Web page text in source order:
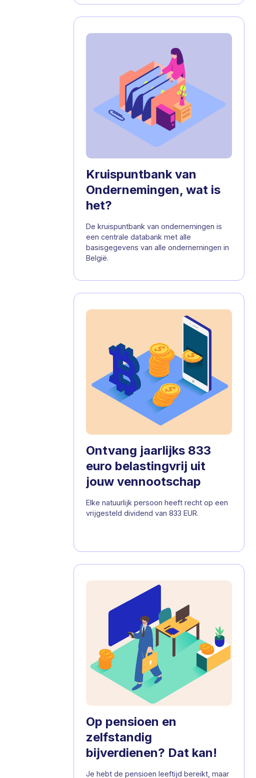
Kruispuntbank van
Ondernemingen, wat is
het?
De kruispuntbank van ondernemingen is
een centrale databank met alle
basisgegevens van alle ondernemingen in
België.
Ontvang jaarlijks 833
euro belastingvrij uit
jouw vennootschap
Elke natuurlijk persoon heeft recht op een
vrijgesteld dividend van 833 EUR.
Op pensioen en
zelfstandig
bijverdienen? Dat kan!
Je hebt de pensioen leeftijd bereikt, maar